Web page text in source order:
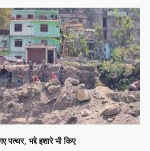
भद्दे इशारे भी किए